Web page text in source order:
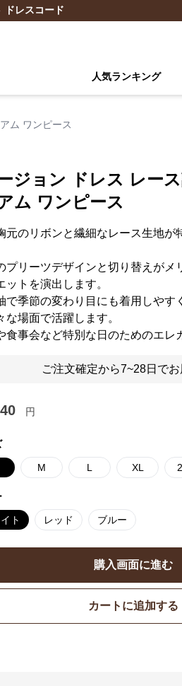
ドレスコード
人気ランキング
ム ワンピース
ジョン ドレス レー
ム ワンピース
元のリボンと繊細なレース生地が
プリーツデザインと切り替えがメ
ットを演出します。
で季節の変わり目にも着用しやす
な場面で活躍します。
食事会など特別な日のためのエレ
ご注文確定から7~28日で
円
M L XL
ト レッド ブルー
購入画面に進む
カートに追加する